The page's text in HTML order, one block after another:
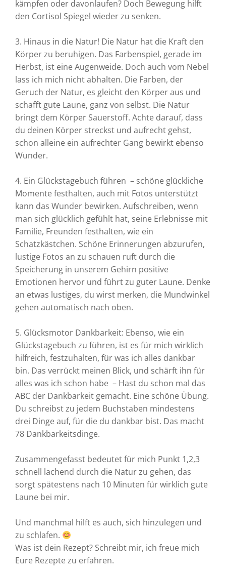
kämpfen oder davonlaufen? Doch Bewegung hilft
den Cortisol Spiegel wieder zu senken.
3. Hinaus in die Natur! Die Natur hat die Kraft den
Körper zu beruhigen. Das Farbenspiel, gerade im
Herbst, ist eine Augenweide. Doch auch vom Nebel
lass ich mich nicht abhalten. Die Farben, der
Geruch der Natur, es gleicht den Körper aus und
schafft gute Laune, ganz von selbst. Die Natur
bringt dem Körper Sauerstoff. Achte darauf, dass
du deinen Körper streckst und aufrecht gehst,
schon alleine ein aufrechter Gang bewirkt ebenso
Wunder.
4. Ein Glückstagebuch führen – schöne glückliche
Momente festhalten, auch mit Fotos unterstützt
kann das Wunder bewirken. Aufschreiben, wenn
man sich glücklich gefühlt hat, seine Erlebnisse mit
Familie, Freunden festhalten, wie ein
Schatzkästchen. Schöne Erinnerungen abzurufen,
lustige Fotos an zu schauen ruft durch die
Speicherung in unserem Gehirn positive
Emotionen hervor und führt zu guter Laune. Denke
an etwas lustiges, du wirst merken, die Mundwinkel
gehen automatisch nach oben.
5. Glücksmotor Dankbarkeit: Ebenso, wie ein
Glückstagebuch zu führen, ist es für mich wirklich
hilfreich, festzuhalten, für was ich alles dankbar
bin. Das verrückt meinen Blick, und schärft ihn für
alles was ich schon habe – Hast du schon mal das
ABC der Dankbarkeit gemacht. Eine schöne Übung.
Du schreibst zu jedem Buchstaben mindestens
drei Dinge auf, für die du dankbar bist. Das macht
78 Dankbarkeitsdinge.
Zusammengefasst bedeutet für mich Punkt 1,2,3
schnell lachend durch die Natur zu gehen, das
sorgt spätestens nach 10 Minuten für wirklich gute
Laune bei mir.
Und manchmal hilft es auch, sich hinzulegen und
zu schlafen.
Was ist dein Rezept? Schreibt mir, ich freue mich
Eure Rezepte zu erfahren.